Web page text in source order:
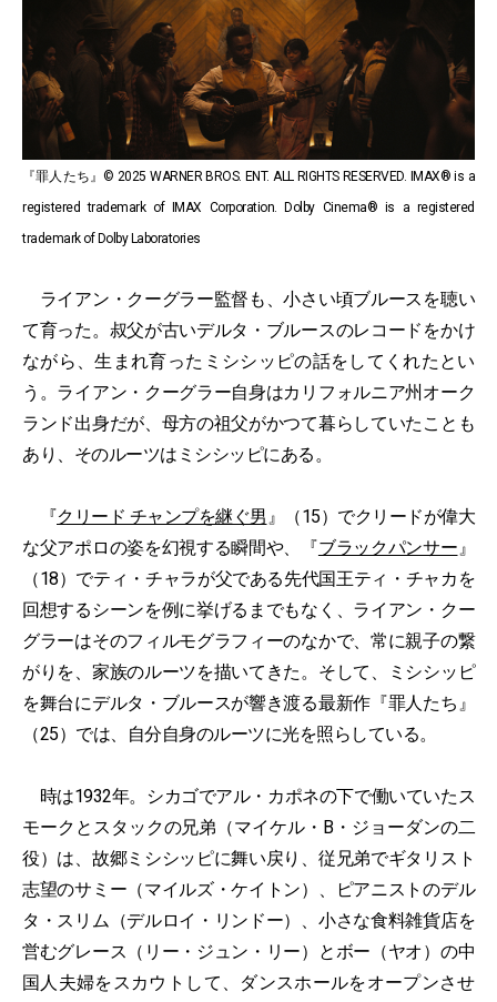
『罪人たち』© 2025 WARNER BROS. ENT. ALL RIGHTS RESERVED. IMAX® is a
registered trademark of IMAX Corporation. Dolby Cinema® is a registered
trademark of Dolby Laboratories
ライアン・クーグラー監督も、小さい頃ブルースを聴い
て育った。叔父が古いデルタ・ブルースのレコードをかけ
ながら、生まれ育ったミシシッピの話をしてくれたとい
う。ライアン・クーグラー自身はカリフォルニア州オーク
ランド出身だが、母方の祖父がかつて暮らしていたことも
あり、そのルーツはミシシッピにある。
『クリード チャンプを継ぐ男 』（15）でクリードが偉大
な父アポロの姿を幻視する瞬間や、『ブラックパンサー』
（18）でティ・チャラが父である先代国王ティ・チャカを
回想するシーンを例に挙げるまでもなく、ライアン・クー
グラーはそのフィルモグラフィーのなかで、常に親子の繋
がりを、家族のルーツを描いてきた。そして、ミシシッピ
を舞台にデルタ・ブルースが響き渡る最新作『罪人たち』
（25）では、自分自身のルーツに光を照らしている。
時は1932年。シカゴでアル・カポネの下で働いていたス
モークとスタックの兄弟（マイケル・B・ジョーダンの二
役）は、故郷ミシシッピに舞い戻り、従兄弟でギタリスト
志望のサミー（マイルズ・ケイトン）、ピアニストのデル
タ・スリム（デルロイ・リンドー）、小さな食料雑貨店を
営むグレース（リー・ジュン・リー）とボー（ヤオ）の中
国人夫婦をスカウトして、ダンスホールをオープンさせ